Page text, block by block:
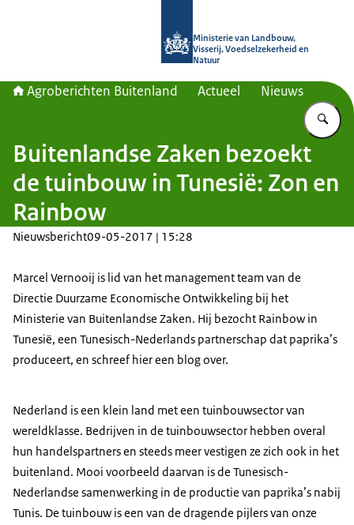
Ministerie van Landbouw,
Visserij, Voedselzekerheid en
Natuur
Agroberichten Buitenland Actueel Nieuws
Buitenlandse Zaken bezoekt
de tuinbouw in Tunesië: Zon en
Rainbow
Nieuwsbericht09-05-2017 | 15:28
Marcel Vernooij is lid van het management team van de
Directie Duurzame Economische Ontwikkeling bij het
Ministerie van Buitenlandse Zaken. Hij bezocht Rainbow in
Tunesië, een Tunesisch-Nederlands partnerschap dat paprika’s
produceert, en schreef hier een blog over.
Nederland is een klein land met een tuinbouwsector van
wereldklasse. Bedrijven in de tuinbouw­sector hebben overal
hun handelspartners en steeds meer vestigen ze zich ook in het
buitenland. Mooi voorbeeld daarvan is de Tunesisch-
Nederlandse samenwerking in de productie van paprika’s nabij
Tunis. De tuinbouw is een van de dragende pijlers van onze